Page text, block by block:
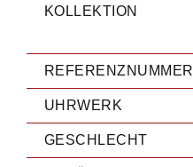
KOLLEKTION
REFERENZNUMMER
UHRWERK
GESCHLECHT